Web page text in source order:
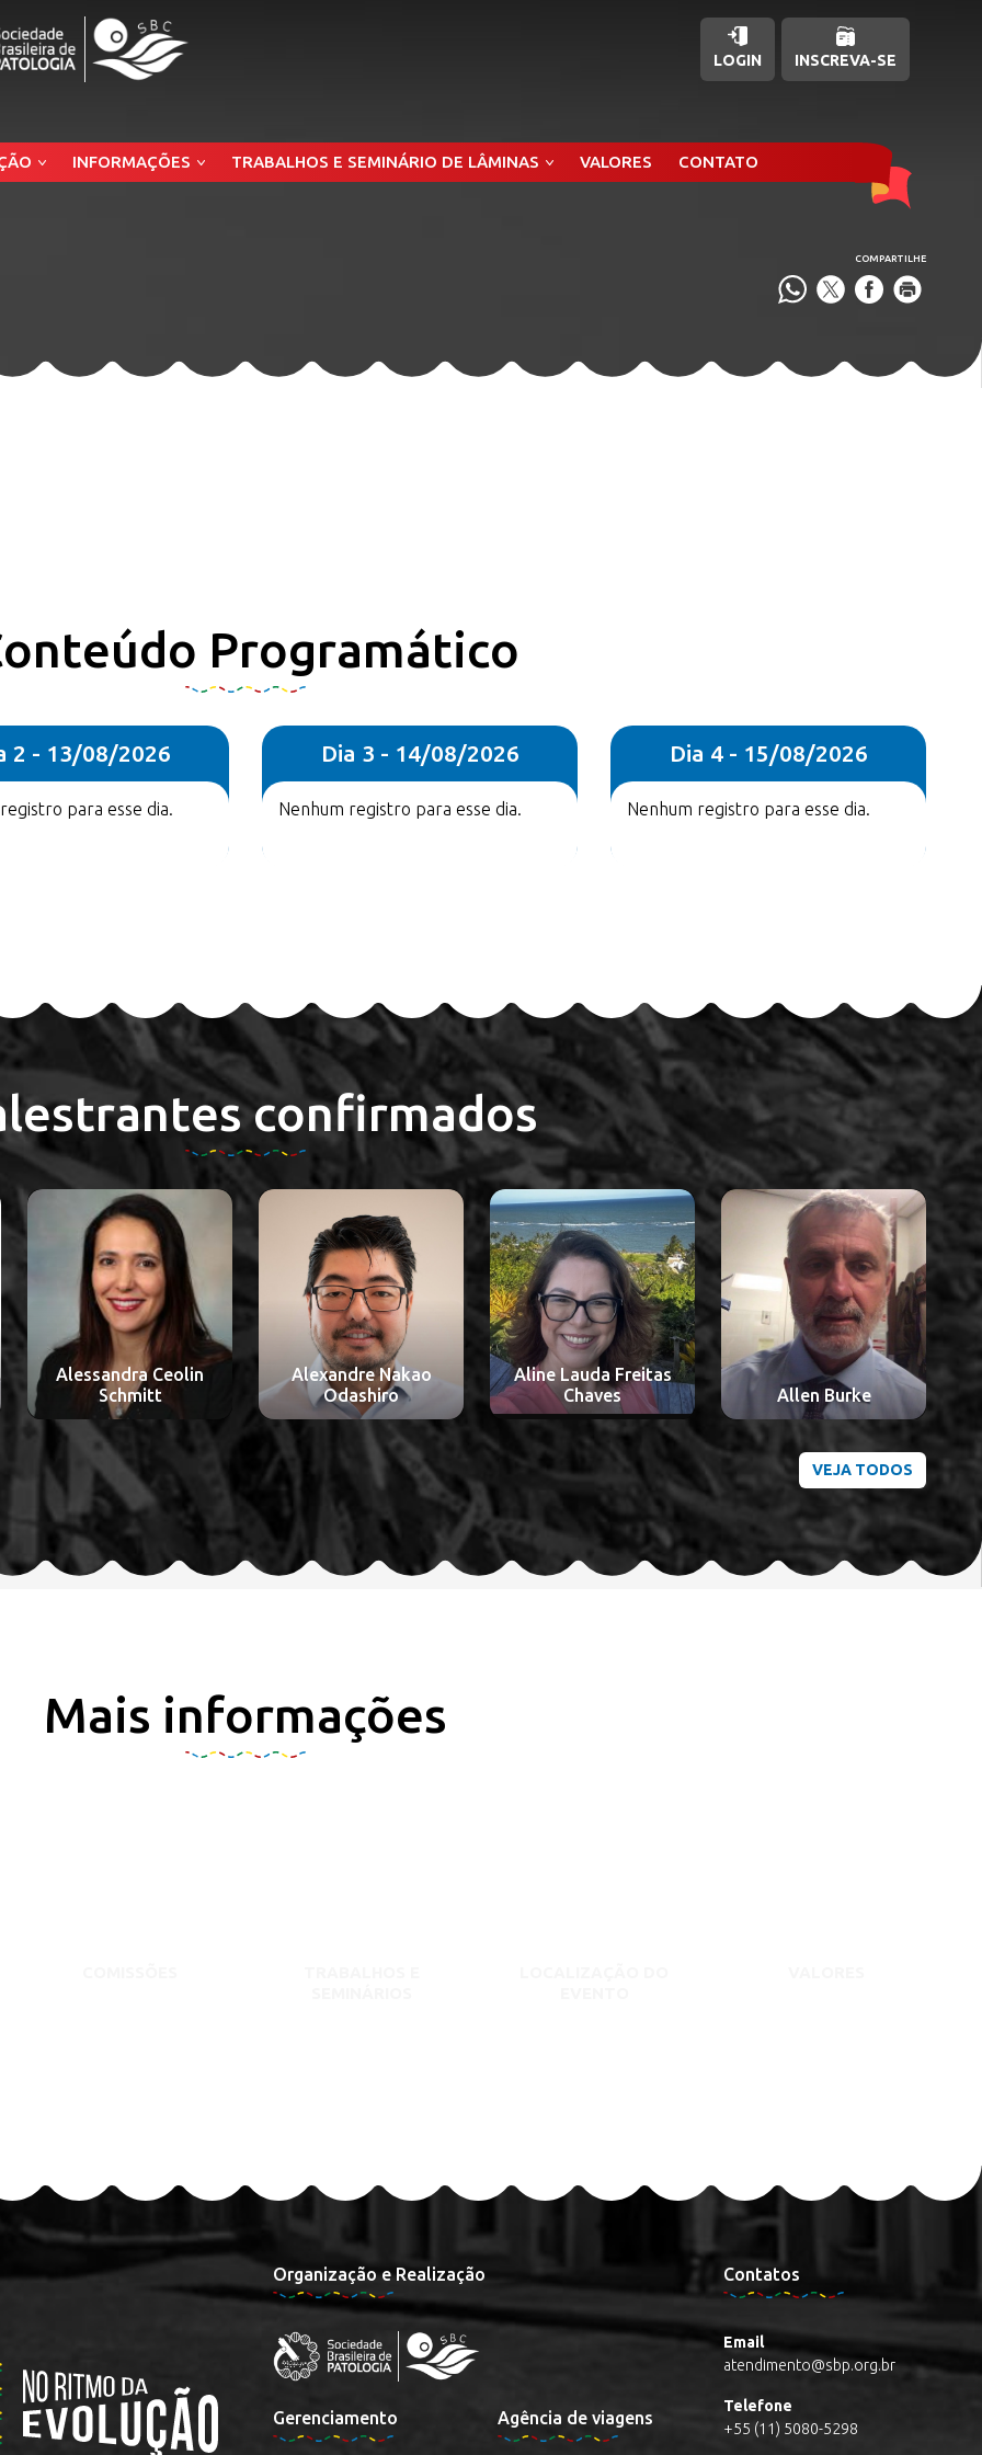
COMPARTILHE
LOGIN INSCREVA-SE
INFORMAÇÕES TRABALHOS E SEMINÁRIO DE LÂMINAS VALORES CONTATO
Programático
2 - 13/08/2026
para esse dia.
Dia 3 - 14/08/2026
Nenhum registro para esse dia.
Dia 4 - 15/08/2026
Nenhum registro para esse dia.
confirmados
Alexandre Nakao
Odashiro
Aline Lauda Freitas
Chaves
Allen Burke
Aloisio Souza Felipe
da Silva
VEJA TODOS
Mais informações
Organização e Realização
Gerenciamento Agência de viagens
Contatos
Email
atendimento@sbp.org.br
Telefone
+55 (11) 5080-5298